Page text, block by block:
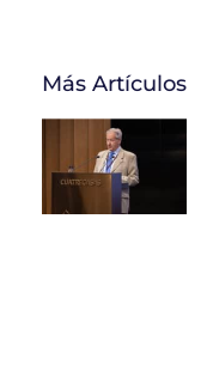
Más Artículos